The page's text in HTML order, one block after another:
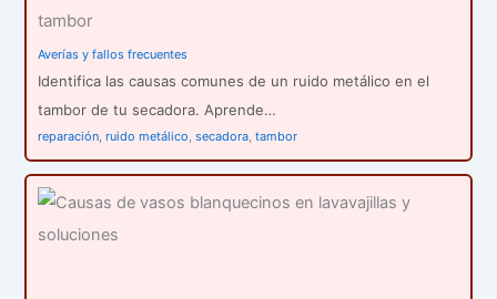
tambor
Averías y fallos frecuentes
Identifica las causas comunes de un ruido metálico en el
tambor de tu secadora. Aprende…
reparación ,ruido metálico ,secadora ,tambor